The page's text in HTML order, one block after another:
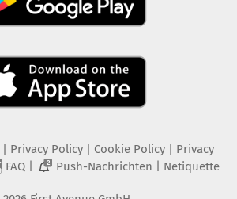
| Privacy Policy| Cookie Policy| Privacy
FAQ| 2 Push-Nachrichten | Netiquette